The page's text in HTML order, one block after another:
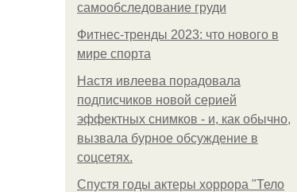
самообследование груди
Фитнес-тренды 2023: что нового в
мире спорта
Настя ивлеева порадовала
подписчиков новой серией
эффектных снимков - и, как обычно,
вызвала бурное обсуждение в
соцсетях.
Спустя годы актеры хоррора "Тело